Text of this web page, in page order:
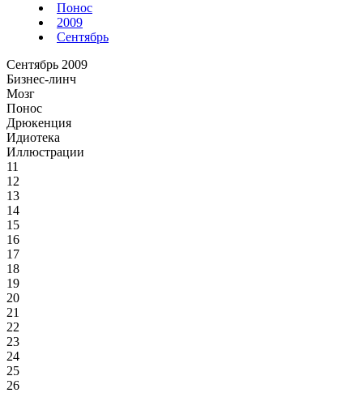
Понос
2009
Сентябрь
Сентябрь 2009
Бизнес-линч
Мозг
Понос
Дрюкенция
Идиотека
Иллюстрации
11
12
13
14
15
16
17
18
19
20
21
22
23
24
25
26